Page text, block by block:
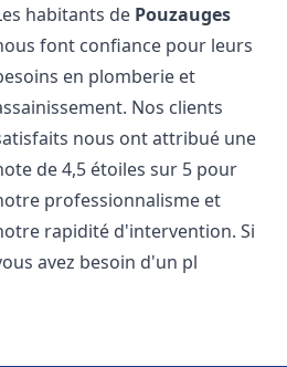
habitants de Pouzauges
font confiance pour leurs
en plomberie et
Nos clients
nous ont attribué une
de 4,5 étoiles sur 5 pour
professionnalisme et
rapidité d'intervention. Si
avez besoin d'un pl